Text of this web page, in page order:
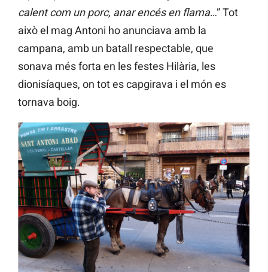
calent com un porc, anar encés en flama…” Tot
això el mag Antoni ho anunciava amb la
campana, amb un batall respectable, que
sonava més forta en les festes Hilària, les
dionisíaques, on tot es capgirava i el món es
tornava boig.